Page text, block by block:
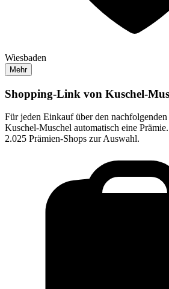
Wiesbaden
Mehr
Shopping-Link von Kuschel-
Für jeden Einkauf über den
Kuschel-Muschel automatisch eine
2.025 Prämien-Shops zur Auswahl.